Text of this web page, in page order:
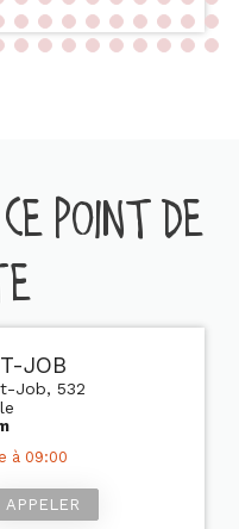
POINT DE
JOB
Job, 532
à 09:00
APPELER